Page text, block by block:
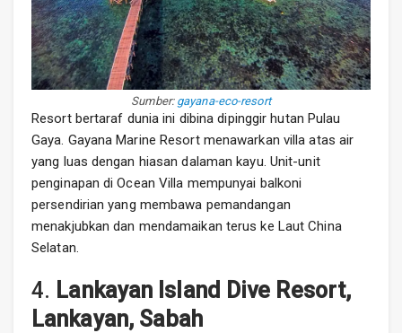
Sumber: gayana-eco-resort
Resort bertaraf dunia ini dibina dipinggir hutan Pulau
Gaya. Gayana Marine Resort menawarkan villa atas air
yang luas dengan hiasan dalaman kayu. Unit-unit
penginapan di Ocean Villa mempunyai balkoni
persendirian yang membawa pemandangan
menakjubkan dan mendamaikan terus ke Laut China
Selatan.
4. Lankayan Island Dive Resort,
Lankayan, Sabah